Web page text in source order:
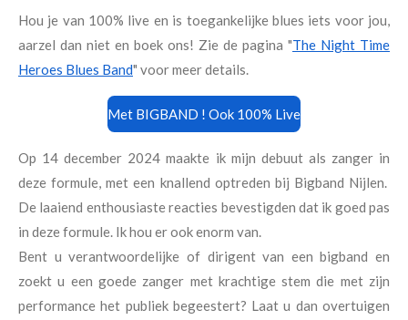
Hou je van 100% live en is toegankelijke blues iets voor jou,
aarzel dan niet en boek ons! Zie de pagina "The Night Time
Heroes Blues Band" voor meer details.
Met BIGBAND ! Ook 100% Live
Op 14 december 2024 maakte ik mijn debuut als zanger in
deze formule, met een knallend optreden bij Bigband Nijlen.
De laaiend enthousiaste reacties bevestigden dat ik goed pas
in deze formule. Ik hou er ook enorm van.
Bent u verantwoordelijke of dirigent van een bigband en
zoekt u een goede zanger met krachtige stem die met zijn
performance het publiek begeestert? Laat u dan overtuigen